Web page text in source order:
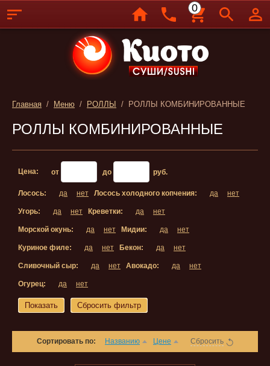
Главная / Меню / РОЛЛЫ / РОЛЛЫ КОМБИНИРОВАННЫЕ
РОЛЛЫ КОМБИНИРОВАННЫЕ
Цена: от до руб.
Лосось: да нет Лосось холодного копчения: да нет
Угорь: да нет Креветки: да нет
Морской окунь: да нет Мидии: да нет
Куриное филе: да нет Бекон: да нет
Сливочный сыр: да нет Авокадо: да нет
Огурец: да нет
Показать Сбросить фильтр
Сортировать по: Названию Цене Сбросить
0